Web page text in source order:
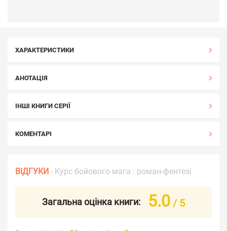
ХАРАКТЕРИСТИКИ
АНОТАЦІЯ
ІНШІ КНИГИ СЕРІЇ
КОМЕНТАРІ
ВІДГУКИ - Курс бойового мага : роман-фентезі
Загальна оцінка книги: 5.0 / 5